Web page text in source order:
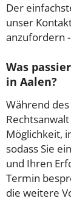
Der
unser
anzufordern
Was
in Aalen?
Während
Möglichkeit,
sodass Sie
und Ihren
Termin
die weitere